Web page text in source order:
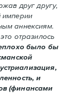
друг другу,
империи
аннексиям.
отразилось
было бы
и
(финансами